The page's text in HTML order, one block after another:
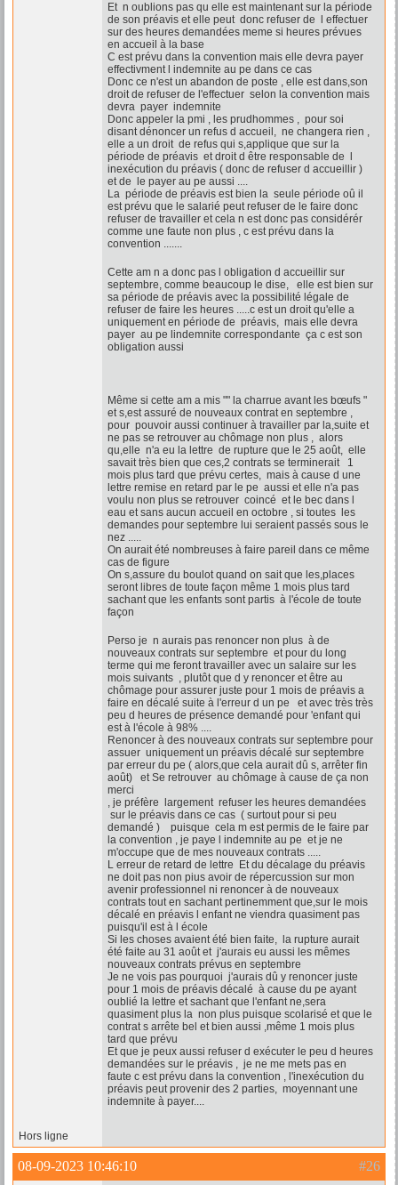
Et n oublions pas qu elle est maintenant sur la période
de son préavis et elle peut donc refuser de l effectuer
sur des heures demandées meme si heures prévues
en accueil à la base
C est prévu dans la convention mais elle devra payer
effectivment l indemnite au pe dans ce cas
Donc ce n'est un abandon de poste , elle est dans,son
droit de refuser de l'effectuer selon la convention mais
devra payer indemnite
Donc appeler la pmi , les prudhommes , pour soi
disant dénoncer un refus d accueil, ne changera rien ,
elle a un droit de refus qui s,applique que sur la
période de préavis et droit d être responsable de l
inexécution du préavis ( donc de refuser d accueillir )
et de le payer au pe aussi ....
La période de préavis est bien la seule période oû il
est prévu que le salarié peut refuser de le faire donc
refuser de travailler et cela n est donc pas considérér
comme une faute non plus , c est prévu dans la
convention .......
Cette am n a donc pas l obligation d accueillir sur
septembre, comme beaucoup le dise, elle est bien sur
sa période de préavis avec la possibilité légale de
refuser de faire les heures .....c est un droit qu'elle a
uniquement en période de préavis, mais elle devra
payer au pe lindemnite correspondante ça c est son
obligation aussi
Même si cette am a mis "" la charrue avant les bœufs "
et s,est assuré de nouveaux contrat en septembre ,
pour pouvoir aussi continuer à travailler par la,suite et
ne pas se retrouver au chômage non plus , alors
qu,elle n'a eu la lettre de rupture que le 25 août, elle
savait très bien que ces,2 contrats se terminerait 1
mois plus tard que prévu certes, mais à cause d une
lettre remise en retard par le pe aussi et elle n'a pas
voulu non plus se retrouver coincé et le bec dans l
eau et sans aucun accueil en octobre , si toutes les
demandes pour septembre lui seraient passés sous le
nez .....
On aurait été nombreuses à faire pareil dans ce même
cas de figure
On s,assure du boulot quand on sait que les,places
seront libres de toute façon même 1 mois plus tard
sachant que les enfants sont partis à l'école de toute
façon
Perso je n aurais pas renoncer non plus à de
nouveaux contrats sur septembre et pour du long
terme qui me feront travailler avec un salaire sur les
mois suivants , plutôt que d y renoncer et être au
chômage pour assurer juste pour 1 mois de préavis a
faire en décalé suite à l'erreur d un pe et avec très très
peu d heures de présence demandé pour 'enfant qui
est à l'école à 98% ....
Renoncer à des nouveaux contrats sur septembre pour
assuer uniquement un préavis décalé sur septembre
par erreur du pe ( alors,que cela aurait dû s, arrêter fin
août) et Se retrouver au chômage à cause de ça non
merci
, je préfère largement refuser les heures demandées
sur le préavis dans ce cas ( surtout pour si peu
demandé ) puisque cela m est permis de le faire par
la convention , je paye l indemnite au pe et je ne
m'occupe que de mes nouveaux contrats .....
L erreur de retard de lettre Et du décalage du préavis
ne doit pas non pius avoir de répercussion sur mon
avenir professionnel ni renoncer à de nouveaux
contrats tout en sachant pertinemment que,sur le mois
décalé en préavis l enfant ne viendra quasiment pas
puisqu'il est à l école
Si les choses avaient été bien faite, la rupture aurait
été faite au 31 août et j'aurais eu aussi les mêmes
nouveaux contrats prévus en septembre
Je ne vois pas pourquoi j'aurais dû y renoncer juste
pour 1 mois de préavis décalé à cause du pe ayant
oublié la lettre et sachant que l'enfant ne,sera
quasiment plus la non plus puisque scolarisé et que le
contrat s arrête bel et bien aussi ,même 1 mois plus
tard que prévu
Et que je peux aussi refuser d exécuter le peu d heures
demandées sur le préavis , je ne me mets pas en
faute c est prévu dans la convention , l'inexécution du
préavis peut provenir des 2 parties, moyennant une
indemnite à payer....
Hors ligne
#26
08-09-2023 10:46:10